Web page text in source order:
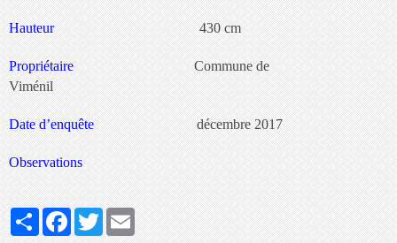
Hauteur430 cm
PropriétaireCommune de
Viménil
Date d’enquêtedécembre 2017
Observations
PartagerFacebook
TwitterEmail